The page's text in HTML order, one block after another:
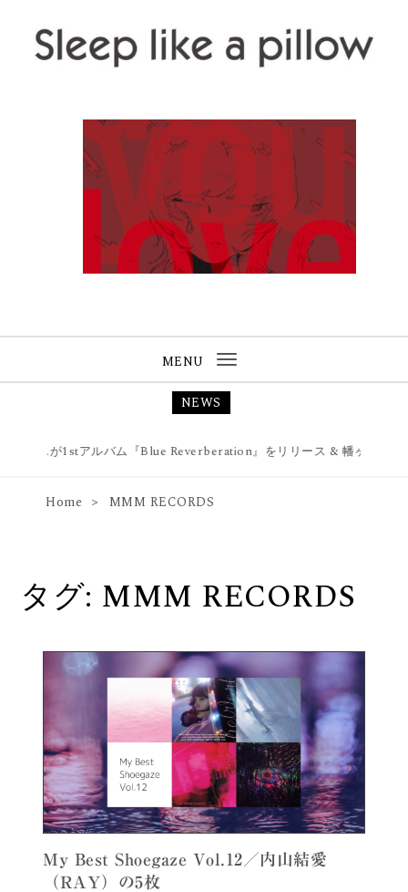
Skip to content
MENU
Toggle
NEWS
が1stアルバム『Blue Reverberation』をリリース & 幡ヶ谷
Home MMM RECORDS
タグ: MMM RECORDS
My Best Shoegaze Vol.12／内山結愛
（RAY）の5枚